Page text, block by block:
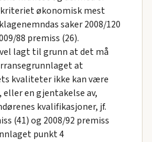
økonomisk mest
saker 2008/120
88 premiss (26).
lagt til grunn at det må
at
kvaliteter ikke kan være
en gjentakelse av,
kvalifikasjoner, jf.
(41) og 2008/92 premiss
punkt 4